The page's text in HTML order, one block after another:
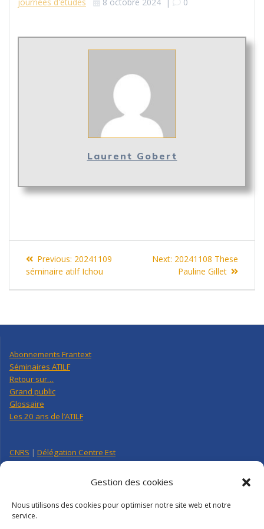
Gestion des cookies
Nous utilisons des cookies pour optimiser notre site web et notre
service.
journées d'études
8 octobre 2024 | 0
Laurent Gobert
Navigation
de
Previous: Previous
post:
20241109
séminaire atilf Ichou
Next: Next
post:
20241108 These
Pauline Gillet
Abonnements Frantext
Séminaires ATILF
Retour sur…
Grand public
Glossaire
Les 20 ans de l’ATILF
CNRS | Délégation Centre Est
Université de Lorraine
CNRS Hebdo Centre-Est